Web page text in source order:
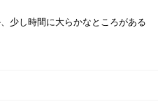
少し時間に大らかなところがある